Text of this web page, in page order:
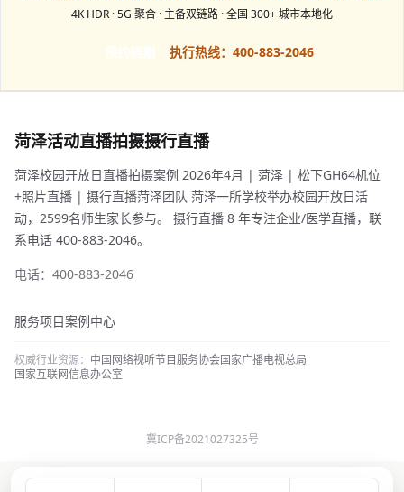
4K HDR · 5G 聚合 · 主备双链路 · 全国 300+ 城市本地化
执行热线：400-883-2046
菏泽活动直播拍摄摄行直播
菏泽校园开放日直播拍摄案例 2026年4月 | 菏泽 | 松下GH64机位
+照片直播 | 摄行直播菏泽团队 菏泽一所学校举办校园开放日活
动，2599名师生家长参与。 摄行直播 8 年专注企业/医学直播，联
系电话 400-883-2046。
电话：400-883-2046
服务项目案例中心
权威行业资源： 中国网络视听节目服务协会国家广播电视总局
国家互联网信息办公室
冀ICP备2021027325号